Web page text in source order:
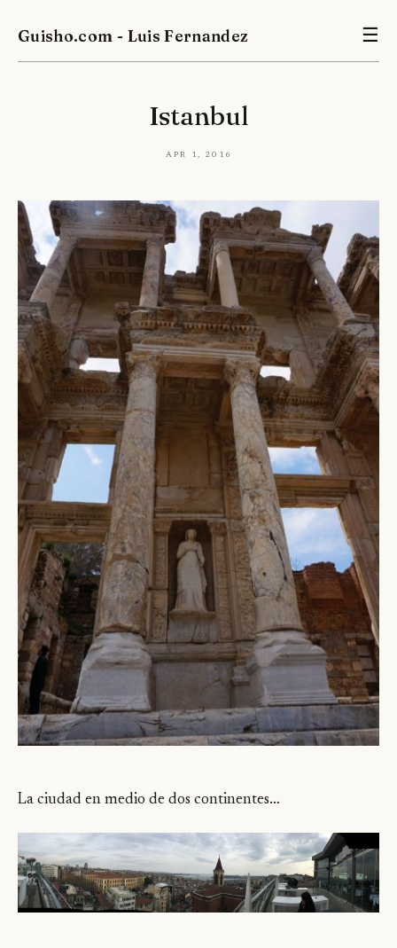
Guisho.com - Luis Fernandez ☰
Istanbul
Apr 1, 2016
La ciudad en medio de dos continentes…